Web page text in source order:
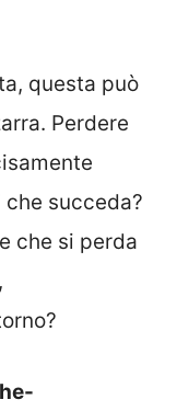
questa può
Perdere
succeda?
che si perda